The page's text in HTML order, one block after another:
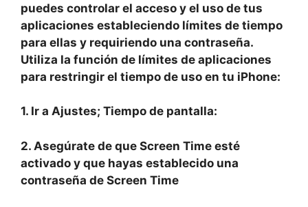
puedes controlar el acceso y el uso de tus
aplicaciones estableciendo límites de tiempo
para ellas y requiriendo una contraseña.
Utiliza la función de límites de aplicaciones
para restringir el tiempo de uso en tu iPhone:
1. Ir a Ajustes; Tiempo de pantalla:
2. Asegúrate de que Screen Time esté
activado y que hayas establecido una
contraseña de Screen Time